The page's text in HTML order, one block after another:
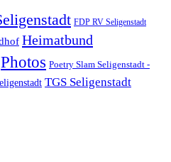
FDP RV Seligenstadt
Heimatbund
Photos Poetry Slam Seligenstadt -
TGS Seligenstadt